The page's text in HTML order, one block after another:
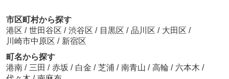
市区町村から探す
港区 / 世田谷区 / 渋谷区 / 目黒区 / 品川区 / 大田区 /
川崎市中原区 / 新宿区
町名から探す
港南 / 三田 / 赤坂 / 白金 / 芝浦 / 南青山 / 高輪 / 六本木 /